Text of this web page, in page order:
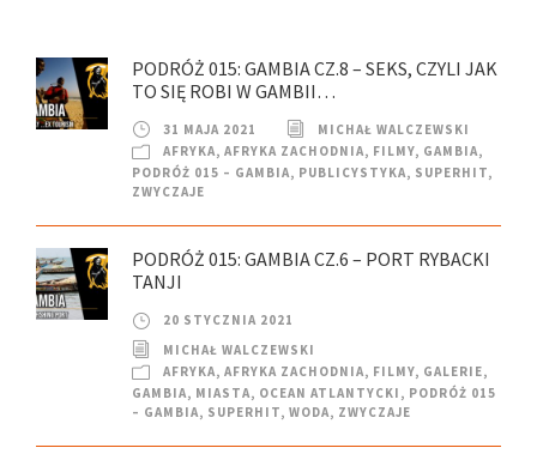
PODRÓŻ 015: GAMBIA CZ.8 – SEKS, CZYLI JAK
TO SIĘ ROBI W GAMBII…
31 MAJA 2021
MICHAŁ WALCZEWSKI
AFRYKA, AFRYKA ZACHODNIA, FILMY, GAMBIA,
PODRÓŻ 015 – GAMBIA, PUBLICYSTYKA, SUPERHIT,
ZWYCZAJE
PODRÓŻ 015: GAMBIA CZ.6 – PORT RYBACKI
TANJI
20 STYCZNIA 2021
MICHAŁ WALCZEWSKI
AFRYKA, AFRYKA ZACHODNIA, FILMY, GALERIE,
GAMBIA, MIASTA, OCEAN ATLANTYCKI , PODRÓŻ 015
– GAMBIA, SUPERHIT, WODA, ZWYCZAJE